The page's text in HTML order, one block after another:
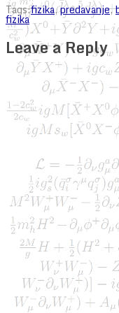
Tags:fizika,predavanje,
fizika
Leave a Reply